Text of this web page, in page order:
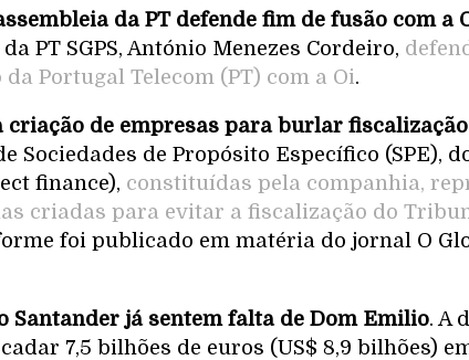
da PT defende fim de fusão com a
PT SGPS, António Menezes Cordeiro,
Portugal Telecom (PT) com a Oi.
criação de empresas para burlar fiscalização
Sociedades de Propósito Específico (SPE),
finance), constituídas pela companhia,
criadas para evitar a fiscalização do
foi publicado em matéria do jornal O
Santander já sentem falta de Dom Emilio. A
7,5 bilhões de euros (US$ 8,9 bilhões)